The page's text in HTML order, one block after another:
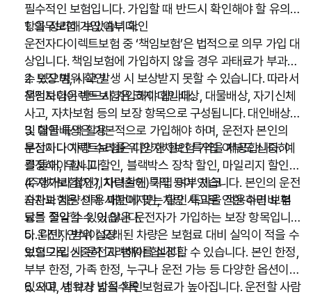
필수적인 보험입니다. 가입할 때 반드시 확인해야 할 유의사
항을 정리해 보았습니다.
1. 의무보험 가입 여부 확인
운전자다이렉트보험 중 ‘책임보험’은 법적으로 의무 가입 대
상입니다. 책임보험에 가입하지 않을 경우 과태료가 부과될
수 있으며, 사고 발생 시 보상받지 못할 수 있습니다. 따라서
책임보험은 반드시 가입해야 합니다.
2. 보장 범위 확인
운전자다이렉트보험은 크게 대인배상, 대물배상, 자기신체
사고, 자차보험 등의 보장 항목으로 구성됩니다. 대인배상
및 대물배상은 기본적으로 가입해야 하며, 운전자 본인의
부상이나 차량 수리를 위한 자차보험 가입 여부도 신중히
결정해야 합니다.
3. 할인 특약 활용
운전자다이렉트보험은 다양한 할인 특약을 제공합니다. 예
를 들어, 무사고 할인, 블랙박스 장착 할인, 마일리지 할인
(주행거리 할인), 자녀할인 특약 등이 있습니다. 본인의 운전
습관과 차량 이용 패턴에 맞는 할인 특약을 적용하면 보험
료를 절약할 수 있습니다.
4. 자차보험(자기차량손해) 가입 여부 체크
자차보험은 선택 사항이지만, 차량 사고로 인한 수리비 부
담을 줄일 수 있어 많은 운전자가 가입하는 보장 항목입니
다. 다만, 연식이 오래된 차량은 보험료 대비 실익이 적을 수
있으므로 신중히 고려해야 합니다.
5. 운전자 범위 설정
보험 가입 시 운전자 범위를 설정할 수 있습니다. 본인 한정,
부부 한정, 가족 한정, 누구나 운전 가능 등 다양한 옵션이
있으며, 범위가 넓을수록 보험료가 높아집니다. 운전할 사람
6. 사고 시 보상 방식 확인